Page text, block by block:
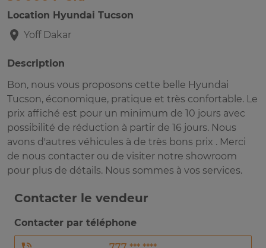
Location Hyundai Tucson
Yoff Dakar
Description
Bon, nous vous proposons cette belle Hyundai
Tucson, économique, pratique et très confortable. Le
prix affiché est pour un minimum de 10 jours avec
possibilité de réduction à partir de 16 jours. Nous
avons d'autres véhicules à de très bons prix . Merci
de nous contacter ou de visiter notre showroom
pour plus de détails. Nous sommes à vos services.
Contacter le vendeur
Contacter par téléphone